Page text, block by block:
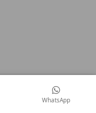
WhatsApp